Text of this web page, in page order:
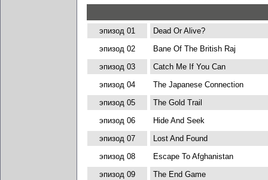
эпизод 01
Dead Or Alive?
эпизод 02
Bane Of The British Raj
эпизод 03
Catch Me If You Can
эпизод 04
The Japanese Connection
эпизод 05
The Gold Trail
эпизод 06
Hide And Seek
эпизод 07
Lost And Found
эпизод 08
Escape To Afghanistan
эпизод 09
The End Game